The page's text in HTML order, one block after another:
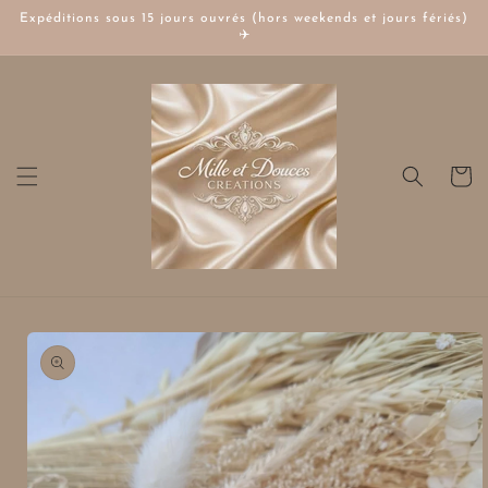
passer
Expéditions sous 15 jours ouvrés (hors weekends et jours fériés)
✈️
Panier
Passer aux
informations
produits